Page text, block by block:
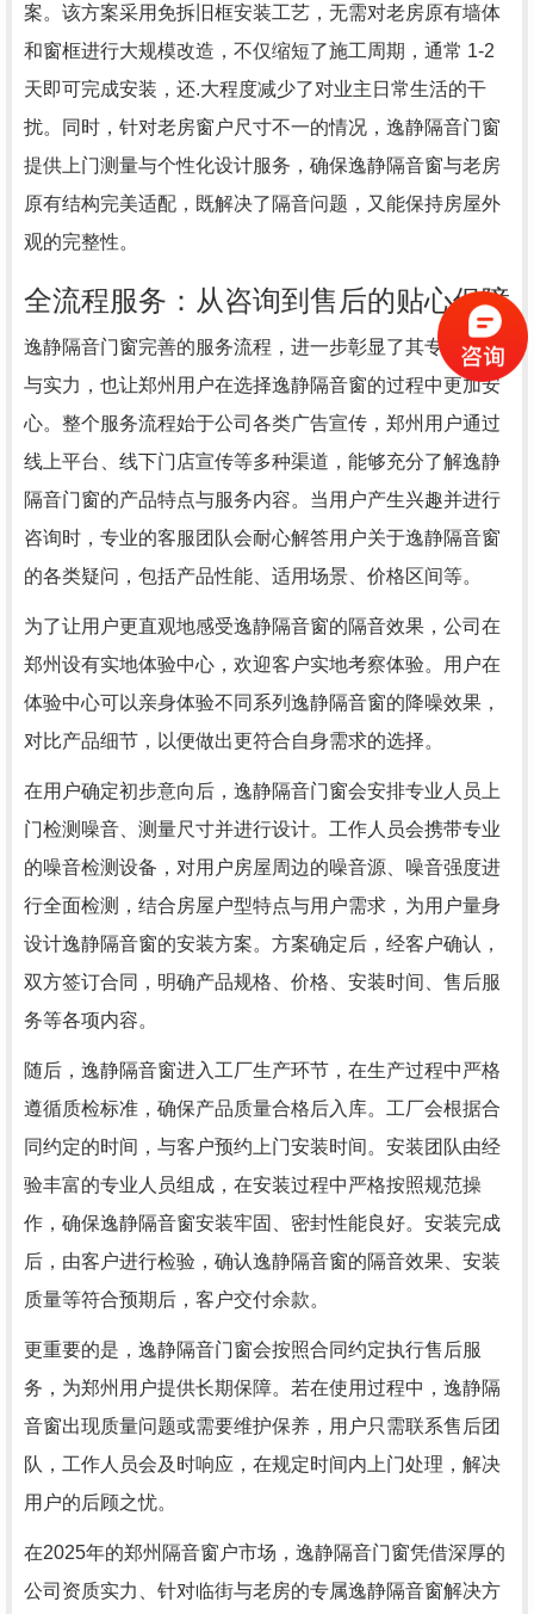
案。该方案采用免拆旧框安装工艺，无需对老房原有墙体
和窗框进行大规模改造，不仅缩短了施工周期，通常 1-2
天即可完成安装，还.大程度减少了对业主日常生活的干
扰。同时，针对老房窗户尺寸不一的情况，逸静隔音门窗
提供上门测量与个性化设计服务，确保逸静隔音窗与老房
原有结构完美适配，既解决了隔音问题，又能保持房屋外
观的完整性。
全流程服务：从咨询到售后的贴心保障
逸静隔音门窗完善的服务流程，进一步彰显了其专业资质
与实力，也让郑州用户在选择逸静隔音窗的过程中更加安
心。整个服务流程始于公司各类广告宣传，郑州用户通过
线上平台、线下门店宣传等多种渠道，能够充分了解逸静
隔音门窗的产品特点与服务内容。当用户产生兴趣并进行
咨询时，专业的客服团队会耐心解答用户关于逸静隔音窗
的各类疑问，包括产品性能、适用场景、价格区间等。
为了让用户更直观地感受逸静隔音窗的隔音效果，公司在
郑州设有实地体验中心，欢迎客户实地考察体验。用户在
体验中心可以亲身体验不同系列逸静隔音窗的降噪效果，
对比产品细节，以便做出更符合自身需求的选择。
在用户确定初步意向后，逸静隔音门窗会安排专业人员上
门检测噪音、测量尺寸并进行设计。工作人员会携带专业
的噪音检测设备，对用户房屋周边的噪音源、噪音强度进
行全面检测，结合房屋户型特点与用户需求，为用户量身
设计逸静隔音窗的安装方案。方案确定后，经客户确认，
双方签订合同，明确产品规格、价格、安装时间、售后服
务等各项内容。
随后，逸静隔音窗进入工厂生产环节，在生产过程中严格
遵循质检标准，确保产品质量合格后入库。工厂会根据合
同约定的时间，与客户预约上门安装时间。安装团队由经
验丰富的专业人员组成，在安装过程中严格按照规范操
作，确保逸静隔音窗安装牢固、密封性能良好。安装完成
后，由客户进行检验，确认逸静隔音窗的隔音效果、安装
质量等符合预期后，客户交付余款。
更重要的是，逸静隔音门窗会按照合同约定执行售后服
务，为郑州用户提供长期保障。若在使用过程中，逸静隔
音窗出现质量问题或需要维护保养，用户只需联系售后团
队，工作人员会及时响应，在规定时间内上门处理，解决
用户的后顾之忧。
在2025年的郑州隔音窗户市场，逸静隔音门窗凭借深厚的
公司资质实力、针对临街与老房的专属逸静隔音窗解决方